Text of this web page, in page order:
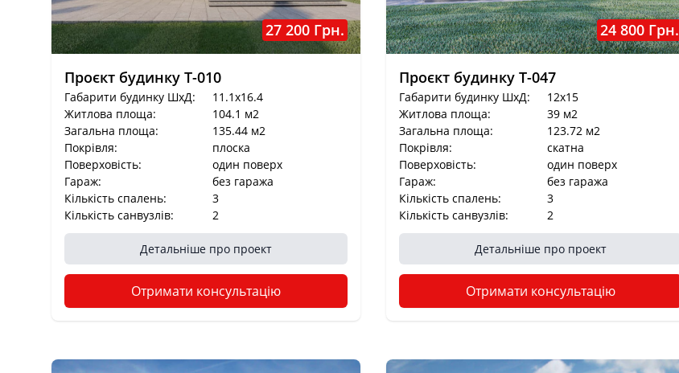
27 200 Грн.
Проєкт будинку T-010
Габарити будинку ШхД:
11.1x16.4
Житлова площа:
104.1 м2
Загальна площа:
135.44 м2
Покрівля:
плоска
Поверховість:
один поверх
Гараж:
без гаража
Кількість спалень:
3
Кількість санвузлів:
2
Детальніше про проект
Отримати консультацію
24 800 Грн.
Проєкт будинку T-047
Габарити будинку ШхД:
12x15
Житлова площа:
39 м2
Загальна площа:
123.72 м2
Покрівля:
скатна
Поверховість:
один поверх
Гараж:
без гаража
Кількість спалень:
3
Кількість санвузлів:
2
Детальніше про проект
Отримати консультацію